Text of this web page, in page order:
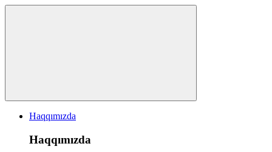
Haqqımızda
Haqqımızda